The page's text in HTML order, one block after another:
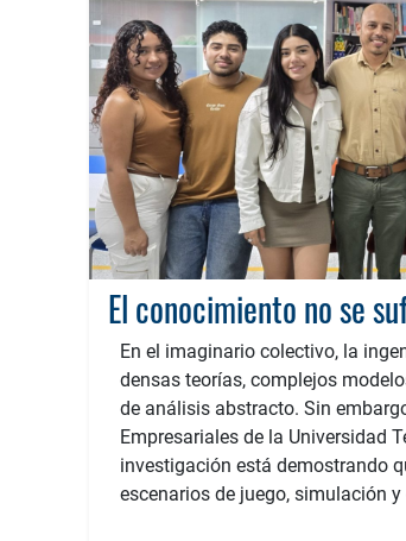
En el imaginario colectivo, la
densas teorías, complejos
de análisis abstracto. Sin
Empresariales de la Universidad
investigación está demostrando
escenarios de juego, simulación